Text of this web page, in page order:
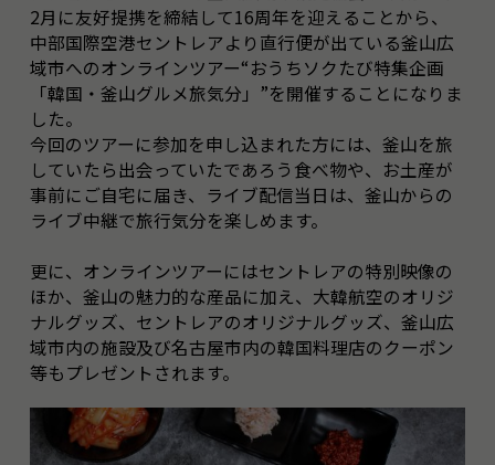
2月に友好提携を締結して16周年を迎えることから、
中部国際空港セントレアより直行便が出ている釜山広
域市へのオンラインツアー“おうちソクたび特集企画
「韓国・釜山グルメ旅気分」”を開催することになりま
した。
今回のツアーに参加を申し込まれた方には、釜山を旅
していたら出会っていたであろう食べ物や、お土産が
事前にご自宅に届き、ライブ配信当日は、釜山からの
ライブ中継で旅行気分を楽しめます。
更に、オンラインツアーにはセントレアの特別映像の
ほか、釜山の魅力的な産品に加え、大韓航空のオリジ
ナルグッズ、セントレアのオリジナルグッズ、釜山広
域市内の施設及び名古屋市内の韓国料理店のクーポン
等もプレゼントされます。